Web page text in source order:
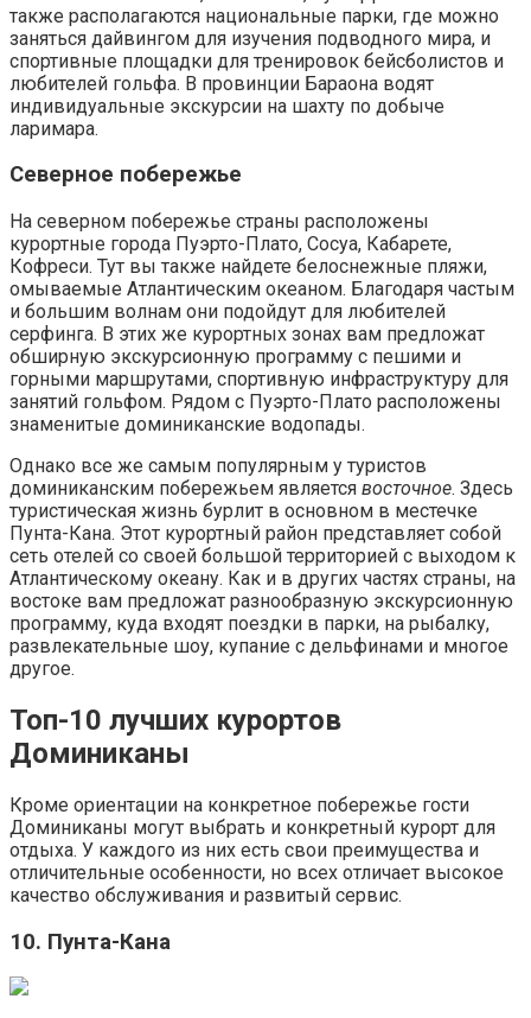
также располагаются национальные парки, где можно
заняться дайвингом для изучения подводного мира, и
спортивные площадки для тренировок бейсболистов и
любителей гольфа. В провинции Бараона водят
индивидуальные экскурсии на шахту по добыче
ларимара.
Северное побережье
На северном побережье страны расположены
курортные города Пуэрто-Плато, Сосуа, Кабарете,
Кофреси. Тут вы также найдете белоснежные пляжи,
омываемые Атлантическим океаном. Благодаря частым
и большим волнам они подойдут для любителей
серфинга. В этих же курортных зонах вам предложат
обширную экскурсионную программу с пешими и
горными маршрутами, спортивную инфраструктуру для
занятий гольфом. Рядом с Пуэрто-Плато расположены
знаменитые доминиканские водопады.
Однако все же самым популярным у туристов
доминиканским побережьем является восточное. Здесь
туристическая жизнь бурлит в основном в местечке
Пунта-Кана. Этот курортный район представляет собой
сеть отелей со своей большой территорией с выходом к
Атлантическому океану. Как и в других частях страны, на
востоке вам предложат разнообразную экскурсионную
программу, куда входят поездки в парки, на рыбалку,
развлекательные шоу, купание с дельфинами и многое
другое.
Топ-10 лучших курортов
Доминиканы
Кроме ориентации на конкретное побережье гости
Доминиканы могут выбрать и конкретный курорт для
отдыха. У каждого из них есть свои преимущества и
отличительные особенности, но всех отличает высокое
качество обслуживания и развитый сервис.
10. Пунта-Кана